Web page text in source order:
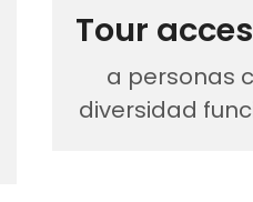
Tour
a personas
diversidad